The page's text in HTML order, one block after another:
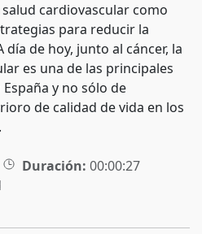
cardiovascular como
para reducir la
de hoy, junto al cáncer, la
es una de las principales
y no sólo de
de calidad de vida en los
Duración: 00:00:27